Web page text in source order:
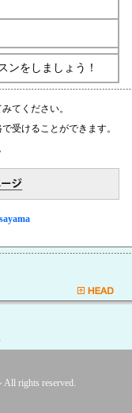
ンをしましょう！
てください。
受けることができます。
All rights reserved.